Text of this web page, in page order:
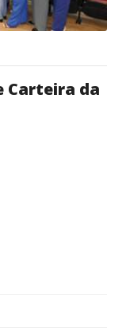
Carteira da